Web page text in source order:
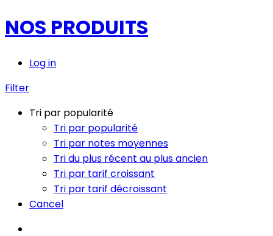
NOS PRODUITS
Log in
Filter
Tri par popularité
Tri par popularité
Tri par notes moyennes
Tri du plus récent au plus ancien
Tri par tarif croissant
Tri par tarif décroissant
Cancel